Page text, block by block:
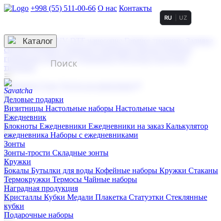
+998 (55) 511-00-66 О нас Контакты
3D гравировка
смолой (Doming)
гравировка твердая
тиснение
RU UZ
☰
Контакты
Каталог
Деловые подарки
Визитницы Настольные наборы Настольные часы
Ежедневник
Блокноты Ежедневники Ежедневники на заказ Калькулятор
ежедневника Наборы с ежедневниками
Зонты
Зонты-трости Складные зонты
Кружки
Бокалы Бутылки для воды Кофейные наборы Кружки Стаканы
Термокружки Термосы Чайные наборы
Наградная продукция
Kристаллы Кубки Медали Плакетка Статуэтки Стеклянные
кубки
Подарочные наборы